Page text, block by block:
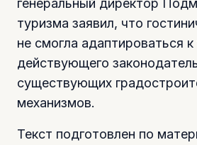
генеральный директор
туризма заявил, что
не смогла адаптироваться
действующего
существующих
механизмов.
Текст подготовлен по